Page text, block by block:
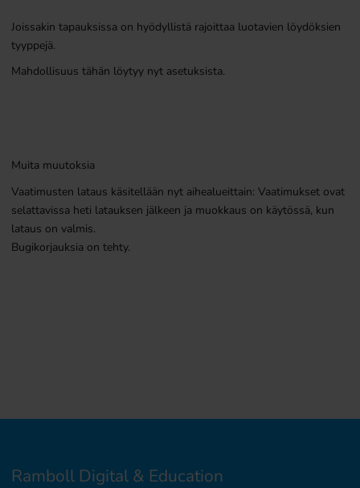
Joissakin tapauksissa on hyödyllistä rajoittaa luotavien löydöksien
tyyppejä.
Mahdollisuus tähän löytyy nyt asetuksista.
Muita muutoksia
Vaatimusten lataus käsitellään nyt aihealueittain: Vaatimukset ovat
selattavissa heti latauksen jälkeen ja muokkaus on käytössä, kun
lataus on valmis.
Bugikorjauksia on tehty.
Ramboll Digital & Education